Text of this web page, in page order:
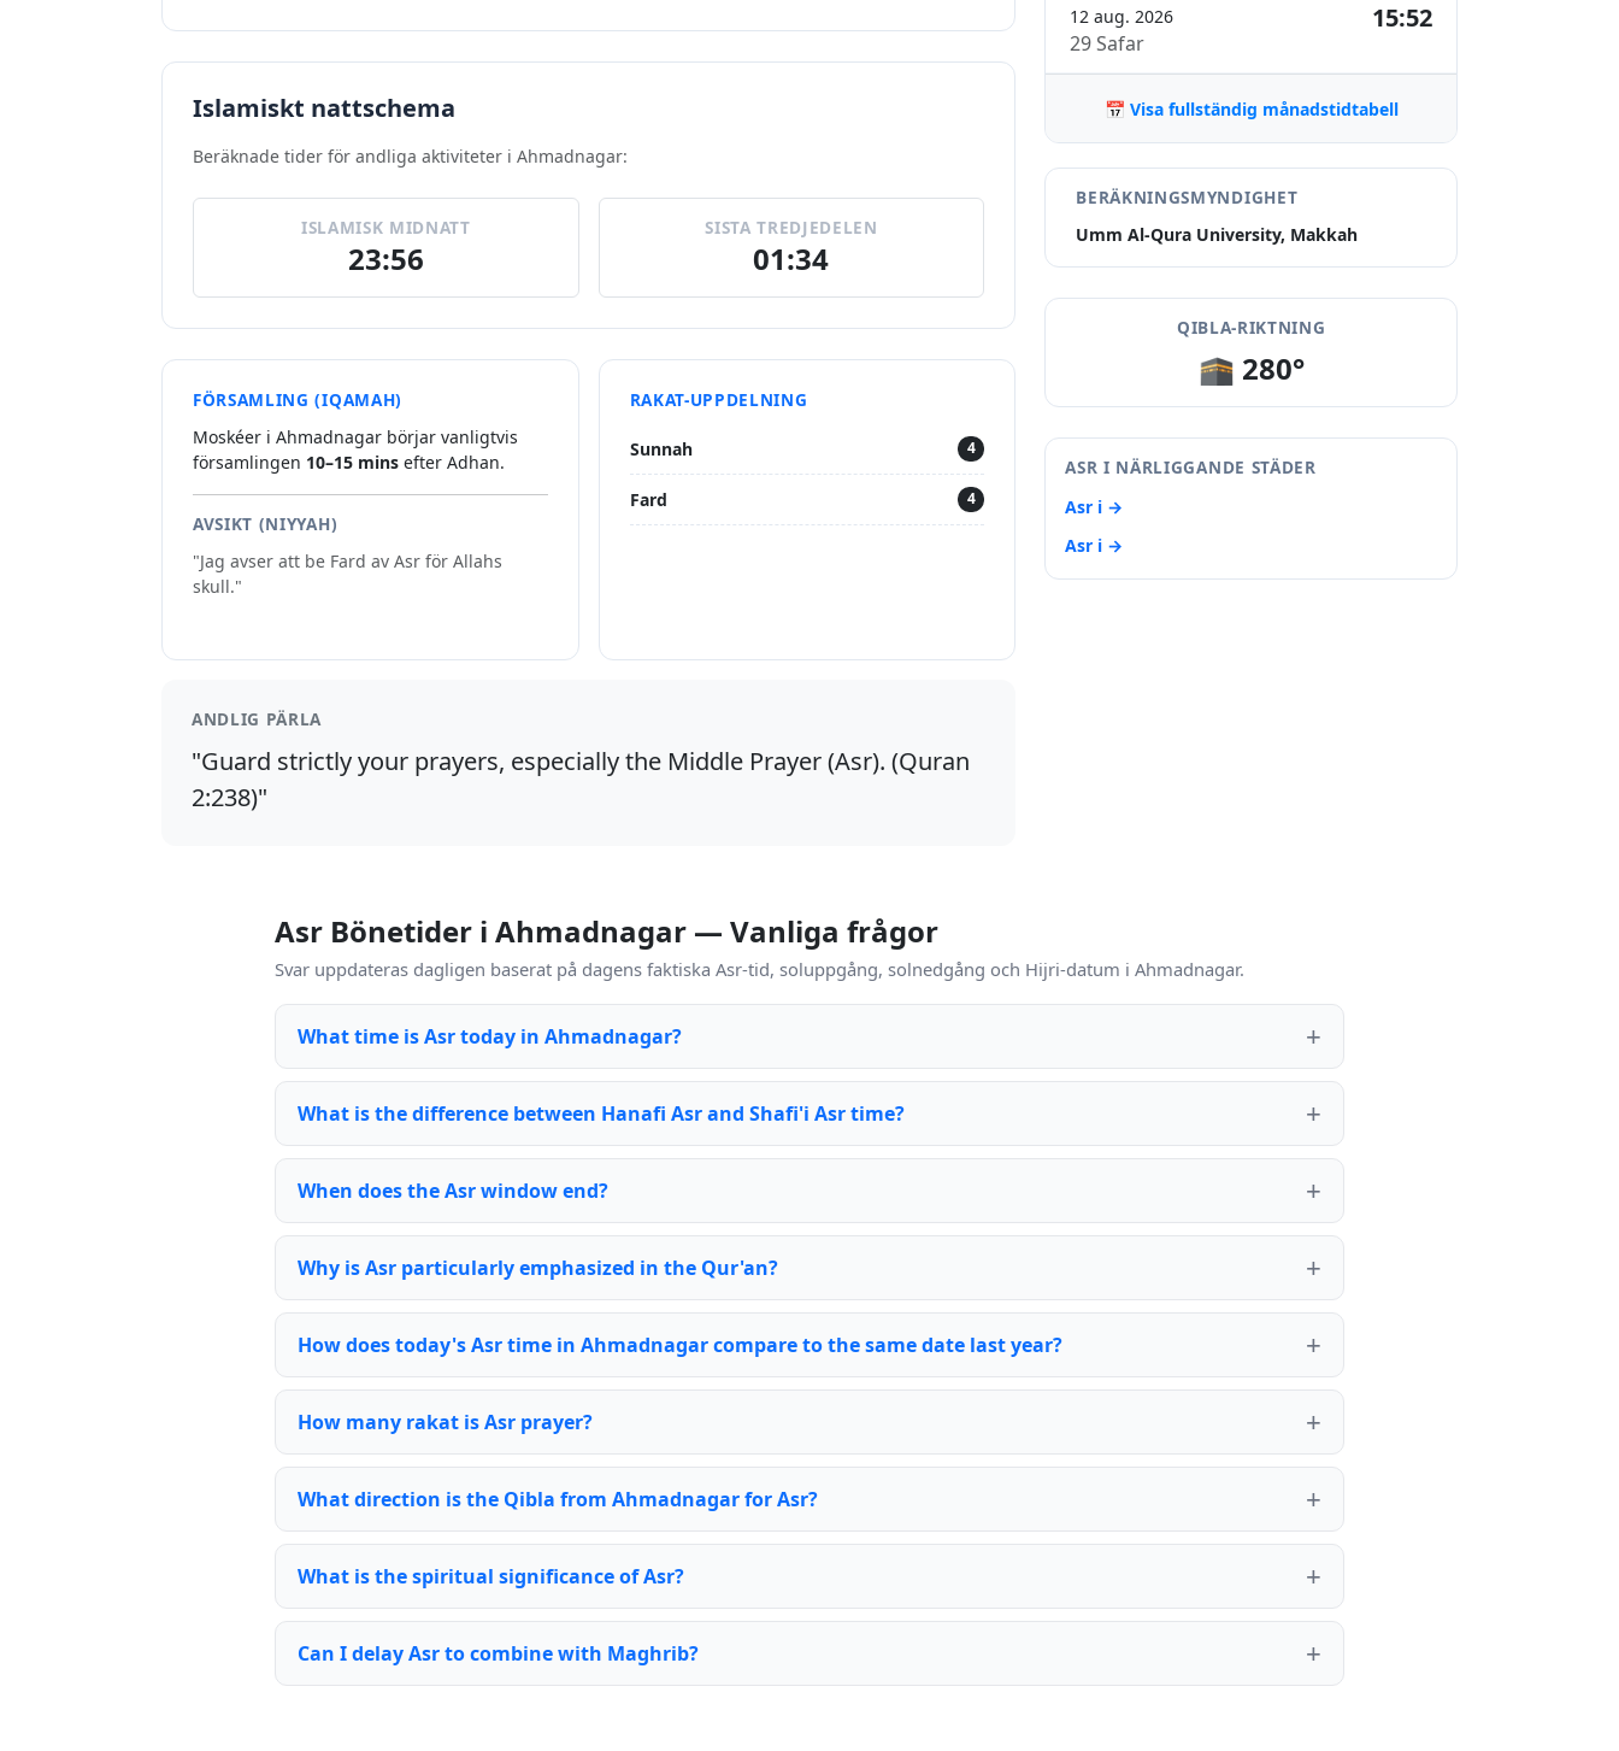
Islamiskt nattschema
Beräknade tider för andliga aktiviteter i Ahmadnagar:
ISLAMISK MIDNATT
23:56
SISTA TREDJEDELEN
01:34
FÖRSAMLING (IQAMAH)
Moskéer i Ahmadnagar börjar vanligtvis
församlingen 10–15 mins efter Adhan.
AVSIKT (NIYYAH)
"Jag avser att be Fard av Asr för Allahs
skull."
RAKAT-UPPDELNING
Sunnah 4
Fard 4
ANDLIG PÄRLA
"Guard strictly your prayers, especially the Middle Prayer (Asr). (Quran
2:238)"
12 aug. 2026
29 Safar
15:52
📅 Visa fullständig månadstidtabell
BERÄKNINGSMYNDIGHET
Umm Al-Qura University, Makkah
QIBLA-RIKTNING
🕋 280°
ASR I NÄRLIGGANDE STÄDER
Asr i →
Asr i →
Asr Bönetider i Ahmadnagar — Vanliga frågor
Svar uppdateras dagligen baserat på dagens faktiska Asr-tid, soluppgång, solnedgång och Hijri-datum i Ahmadnagar.
What time is Asr today in Ahmadnagar?
What is the difference between Hanafi Asr and Shafi'i Asr time?
When does the Asr window end?
Why is Asr particularly emphasized in the Qur'an?
How does today's Asr time in Ahmadnagar compare to the same date last year?
How many rakat is Asr prayer?
What direction is the Qibla from Ahmadnagar for Asr?
What is the spiritual significance of Asr?
Can I delay Asr to combine with Maghrib?